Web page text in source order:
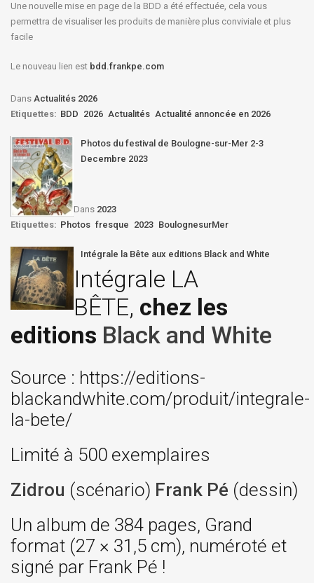
Une nouvelle mise en page de la BDD a été effectuée, cela vous
permettra de visualiser les produits de manière plus conviviale et plus
facile
Le nouveau lien est bdd.frankpe.com
Dans Actualités 2026
Etiquettes: BDD 2026 Actualités Actualité annoncée en 2026
Photos du festival de Boulogne-sur-Mer 2-3
Decembre 2023
Dans 2023
Etiquettes: Photos fresque 2023 BoulognesurMer
Intégrale la Bête aux editions Black and White
Intégrale LA
BÊTE, chez les
editions Black and White
Source : https://editions-
blackandwhite.com/produit/integrale-
la-bete/
Limité à 500 exemplaires
Zidrou (scénario) Frank Pé (dessin)
Un album de 384 pages, Grand
format (27 × 31,5 cm), numéroté et
signé par Frank Pé !